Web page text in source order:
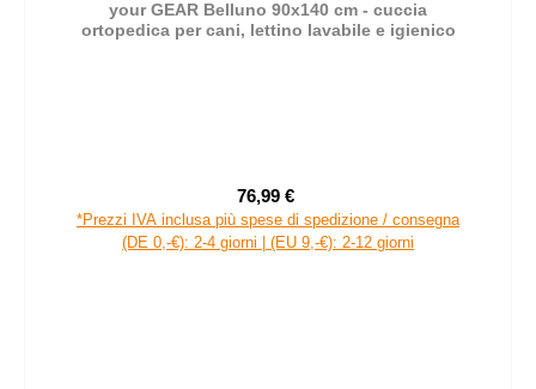
your GEAR Belluno 90x140 cm - cuccia
ortopedica per cani, lettino lavabile e igienico
Prezzo di vendita:
76,99 €
*Prezzi IVA inclusa più spese di spedizione / consegna
(DE 0,-€): 2-4 giorni | (EU 9,-€): 2-12 giorni